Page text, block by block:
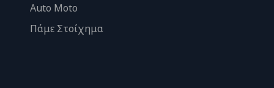
Auto Moto
Πάμε Στοίχημα